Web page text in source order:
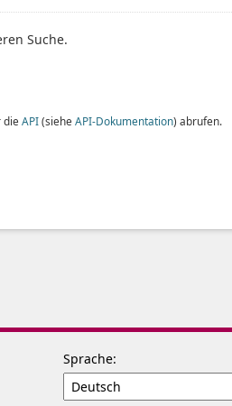
Suche.
die API(siehe API-Dokumentation) abrufen.
Sprache